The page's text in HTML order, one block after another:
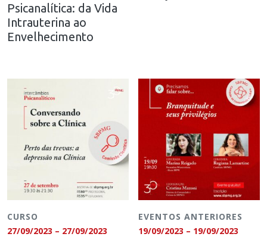
Psicanalítica: da Vida
Intrauterina ao
Envelhecimento
CURSO
27/09/2023 – 27/09/2023
EVENTOS ANTERIORES
19/09/2023 – 19/09/2023